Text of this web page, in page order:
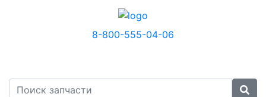
8-800-555-04-06